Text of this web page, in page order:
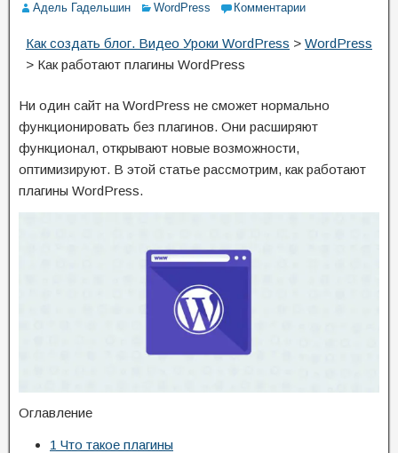
Адель Гадельшин WordPress Комментарии
Как создать блог. Видео Уроки WordPress > WordPress
> Как работают плагины WordPress
Ни один сайт на WordPress не сможет нормально
функционировать без плагинов. Они расширяют
функционал, открывают новые возможности,
оптимизируют. В этой статье рассмотрим, как работают
плагины WordPress.
Оглавление
1 Что такое плагины